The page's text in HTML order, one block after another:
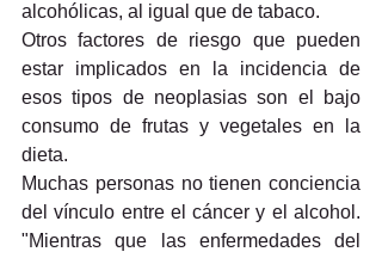
alcohólicas, al igual que de tabaco.
Otros factores de riesgo que pueden
estar implicados en la incidencia de
esos tipos de neoplasias son el bajo
consumo de frutas y vegetales en la
dieta.
Muchas personas no tienen conciencia
del vínculo entre el cáncer y el alcohol.
"Mientras que las enfermedades del